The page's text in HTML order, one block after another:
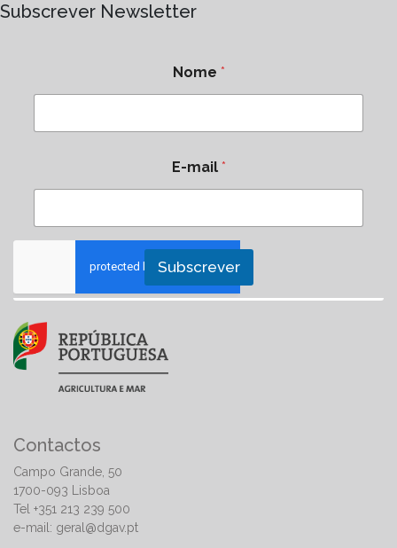
Subscrever Newsletter
Nome *
E-mail *
Subscrever
Contactos
Campo Grande, 50
1700-093 Lisboa
Tel +351 213 239 500
e-mail: geral@dgav.pt